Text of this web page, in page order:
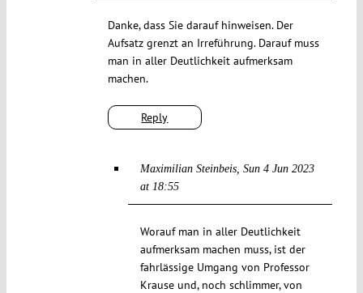
Reply
Danke, dass Sie darauf hinweisen. Der
Aufsatz grenzt an Irreführung. Darauf muss
man in aller Deutlichkeit aufmerksam
machen.
Maximilian Steinbeis Sun 4 Jun 2023
at 18:55
Worauf man in aller Deutlichkeit
aufmerksam machen muss, ist der
fahrlässige Umgang von Professor
Krause und, noch schlimmer, von